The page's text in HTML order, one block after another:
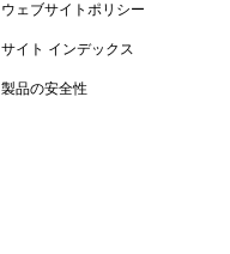
ウェブサイトポリシー
サイト インデックス
製品の安全性